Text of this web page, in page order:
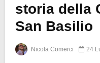
storia della
San Basilio
Nicola Comerci 24